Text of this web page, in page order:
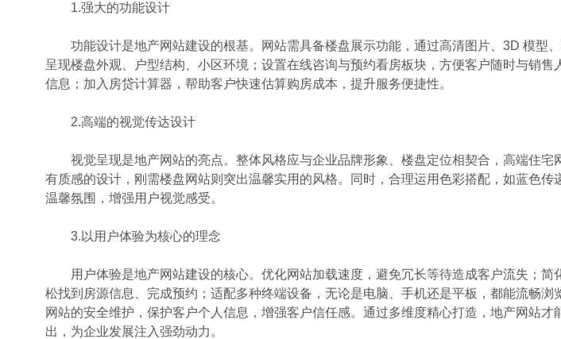
1.强大的功能设计
功能设计是地产网站建设的根基。网站需具备楼盘展示功能，通过高清图片、3D 模型
呈现楼盘外观、户型结构、小区环境；设置在线咨询与预约看房板块，方便客户随时与销售
信息；加入房贷计算器，帮助客户快速估算购房成本，提升服务便捷性。
2.高端的视觉传达设计
视觉呈现是地产网站的亮点。整体风格应与企业品牌形象、楼盘定位相契合，高端住宅
有质感的设计，刚需楼盘网站则突出温馨实用的风格。同时，合理运用色彩搭配，如蓝色传
温馨氛围，增强用户视觉感受。
3.以用户体验为核心的理念
用户体验是地产网站建设的核心。优化网站加载速度，避免冗长等待造成客户流失；简
松找到房源信息、完成预约；适配多种终端设备，无论是电脑、手机还是平板，都能流畅浏
网站的安全维护，保护客户个人信息，增强客户信任感。通过多维度精心打造，地产网站才
出，为企业发展注入强劲动力。